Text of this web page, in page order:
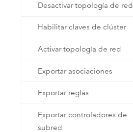
Desactivar topología de red
Habilitar claves de clúster
Activar topología de red
Exportar asociaciones
Exportar reglas
Exportar controladores de
subred